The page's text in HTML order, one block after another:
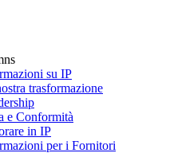
su IP
trasformazione
e Conformità
in IP
per i Fornitori